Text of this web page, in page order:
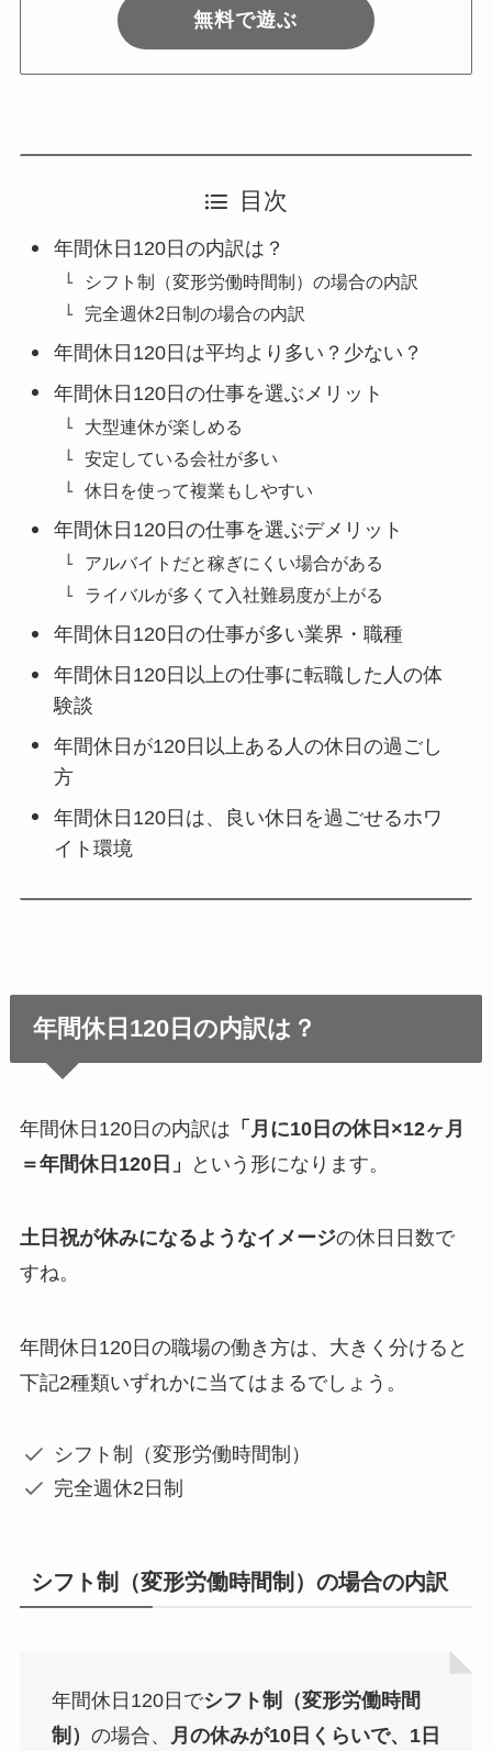
無料で遊ぶ
目次
年間休日120日の内訳は？
シフト制（変形労働時間制）の場合の内訳
完全週休2日制の場合の内訳
年間休日120日は平均より多い？少ない？
年間休日120日の仕事を選ぶメリット
大型連休が楽しめる
安定している会社が多い
休日を使って複業もしやすい
年間休日120日の仕事を選ぶデメリット
アルバイトだと稼ぎにくい場合がある
ライバルが多くて入社難易度が上がる
年間休日120日の仕事が多い業界・職種
年間休日120日以上の仕事に転職した人の体
験談
年間休日が120日以上ある人の休日の過ごし
方
年間休日120日は、良い休日を過ごせるホワ
イト環境
年間休日120日の内訳は？
年間休日120日の内訳は 「月に10日の休日×12ヶ月
＝年間休日120日」
という形になります。
土日祝が休みになるようなイメージの休日日数で
すね。
年間休日120日の職場の働き方は、大きく分けると
下記2種類いずれかに当てはまるでしょう。
シフト制（変形労働時間制）
完全週休2日制
シフト制（変形労働時間制）の場合の内訳
年間休日120日でシフト制（変形労働時間
制） の場合、 月の休みが10日くらいで、1日